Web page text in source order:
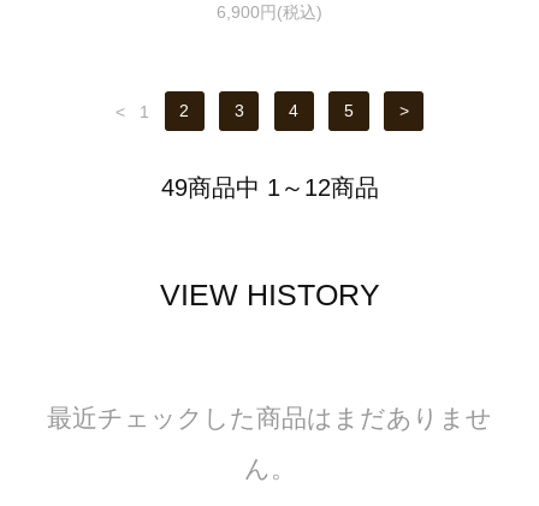
6,900円(税込)
< 1 2 3 4 5 >
49商品中 1～12商品
VIEW HISTORY
最近チェックした商品はまだありませ
ん。